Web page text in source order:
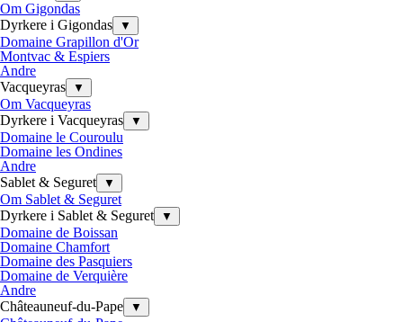
Om Gigondas
Dyrkere i Gigondas
▼
Domaine Grapillon d'Or
Montvac & Espiers
Andre
Vacqueyras
▼
Om Vacqueyras
Dyrkere i Vacqueyras
▼
Domaine le Couroulu
Domaine les Ondines
Andre
Sablet & Seguret
▼
Om Sablet & Seguret
Dyrkere i Sablet & Seguret
▼
Domaine de Boissan
Domaine Chamfort
Domaine des Pasquiers
Domaine de Verquière
Andre
Châteauneuf-du-Pape
▼